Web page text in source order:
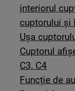
interiorul
cuptorului și
Uşa
Cuptorul
C3, C4
Funcție de